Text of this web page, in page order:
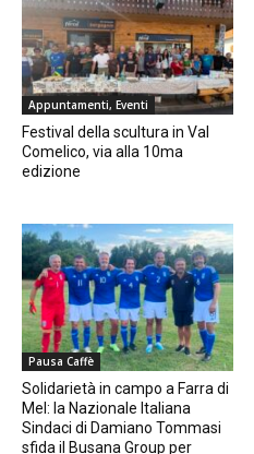
Appuntamenti, Eventi
Festival della scultura in Val
Comelico, via alla 10ma
edizione
Pausa Caffè
Solidarietà in campo a Farra di
Mel: la Nazionale Italiana
Sindaci di Damiano Tommasi
sfida il Busana Group per